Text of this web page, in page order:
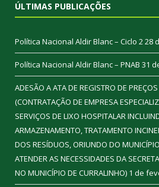
ÚLTIMAS PUBLICAÇÕES
Política Nacional Aldir Blanc – Ciclo 228
Política Nacional Aldir Blanc – PNAB 31
ADESÃO A ATA DE REGISTRO DE
(CONTRATAÇÃO DE EMPRESA
SERVIÇOS DE LIXO HOSPITALAR
ARMAZENAMENTO, TRATAMENTO
DOS RESÍDUOS, ORIUNDO DO
ATENDER AS NECESSIDADES DA
NO MUNICÍPIO DE CURRALINHO) 1 de